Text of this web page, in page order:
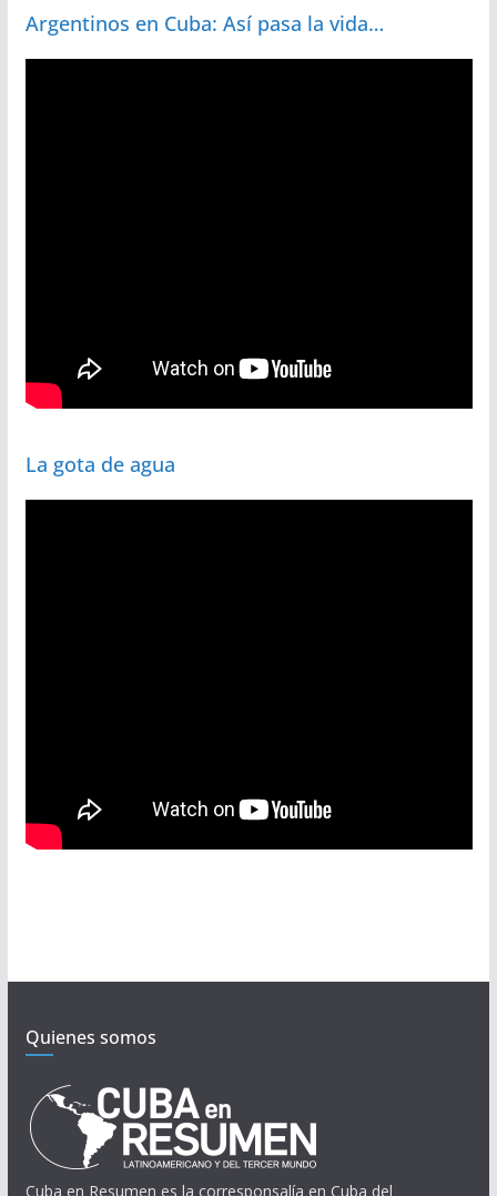
Argentinos en Cuba: Así pasa la vida…
La gota de agua
Quienes somos
Cuba en Resumen es la corresponsalía en Cuba del